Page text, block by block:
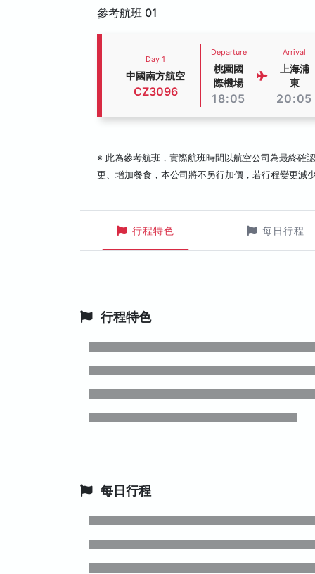
參考航班 01
Day 1
中國南方航空
CZ3096
Departure
桃園國
際機場
18:05
Arrival
上海浦
東
20:05
※ 此為參考航班，實際航班時間以航空公司為最終確
更、增加餐食，本公司將不另行加價，若行程變更減
行程特色 每日行程
行程特色
每日行程